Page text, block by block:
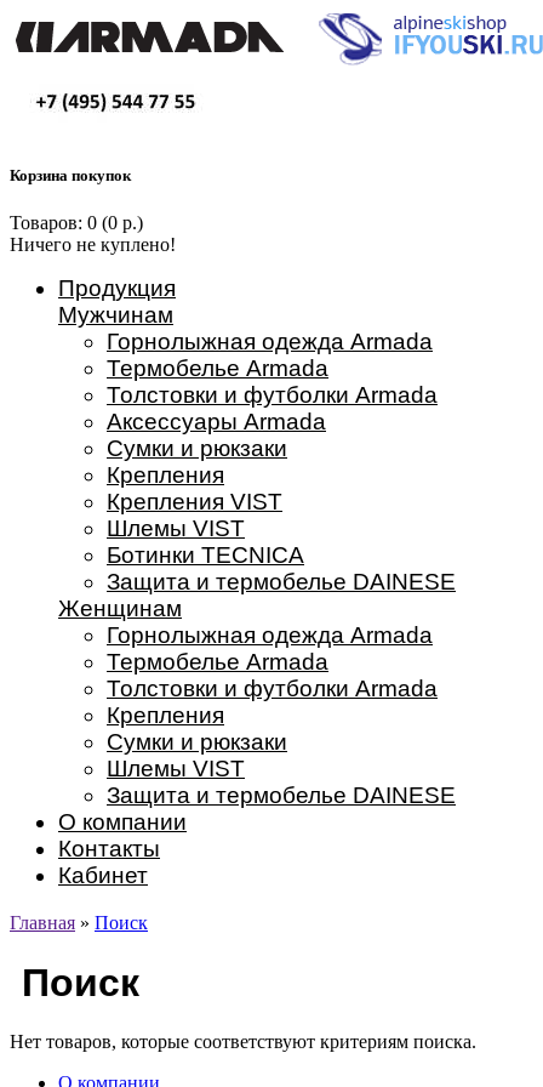
Корзина покупок
Товаров: 0 (0 р.)
Ничего не куплено!
Продукция
Мужчинам
Горнолыжная одежда Armada
Термобелье Armada
Толстовки и футболки Armada
Аксессуары Armada
Сумки и рюкзаки
Крепления
Крепления VIST
Шлемы VIST
Ботинки TECNICA
Защита и термобелье DAINESE
Женщинам
Горнолыжная одежда Armada
Термобелье Armada
Толстовки и футболки Armada
Крепления
Сумки и рюкзаки
Шлемы VIST
Защита и термобелье DAINESE
О компании
Контакты
Кабинет
Главная » Поиск
Поиск
Нет товаров, которые соответствуют критериям поиска.